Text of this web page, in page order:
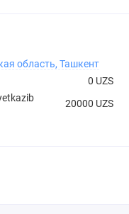
область, Ташкент
0 UZS
20000 UZS